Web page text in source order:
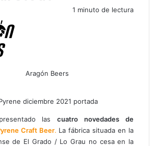
Aragón Beers
1 minuto de lectura
lascuatro novedades de
Craft Beer. La fábrica situada en la
de El Grado / Lo Grau no cesa en la